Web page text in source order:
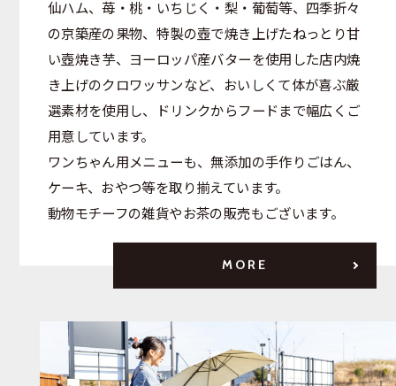
仙ハム、苺・桃・いちじく・梨・葡萄等、四季折々
の京築産の果物、特製の壺で焼き上げたねっとり甘
い壺焼き芋、ヨーロッパ産バターを使用した店内焼
き上げのクロワッサンなど、おいしくて体が喜ぶ厳
選素材を使用し、ドリンクからフードまで幅広くご
用意しています。
ワンちゃん用メニューも、無添加の手作りごはん、
ケーキ、おやつ等を取り揃えています。
動物モチーフの雑貨やお茶の販売もございます。
MORE